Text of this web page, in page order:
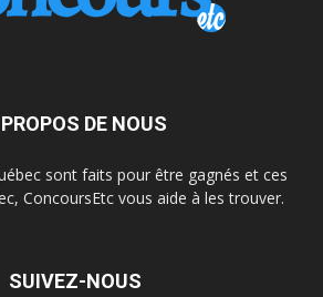
DE NOUS
sont faits pour être gagnés et ces
ConcoursEtc vous aide à les trouver.
SUIVEZ-NOUS